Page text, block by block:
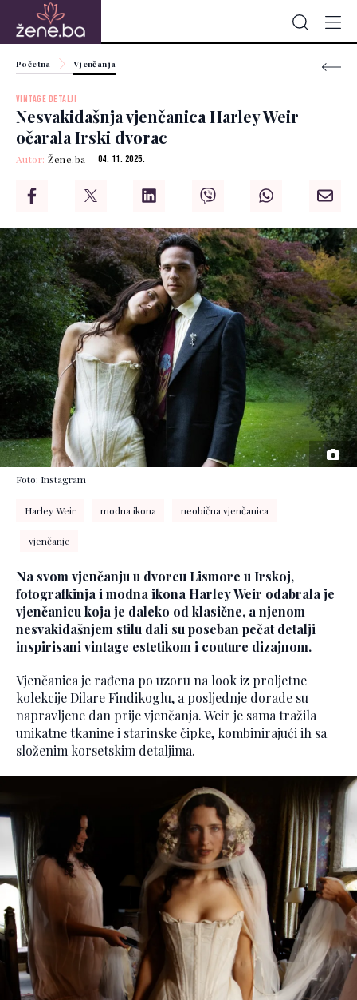
Početna Vjenčanja
VINTAGE DETALJI
Nesvakidašnja vjenčanica Harley Weir
očarala Irski dvorac
Autor:Žene.ba 04. 11. 2025.
Foto: Instagram
Harley Weir modna ikona neobična vjenčanica
vjenčanje
Na svom vjenčanju u dvorcu Lismore u Irskoj,
fotografkinja i modna ikona Harley Weir odabrala je
vjenčanicu koja je daleko od klasične, a njenom
nesvakidašnjem stilu dali su poseban pečat detalji
inspirisani vintage estetikom i couture dizajnom.
Vjenčanica je rađena po uzoru na look iz proljetne
kolekcije Dilare Findikoglu, a posljednje dorade su
napravljene dan prije vjenčanja. Weir je sama tražila
unikatne tkanine i starinske čipke, kombinirajući ih sa
složenim korsetskim detaljima.